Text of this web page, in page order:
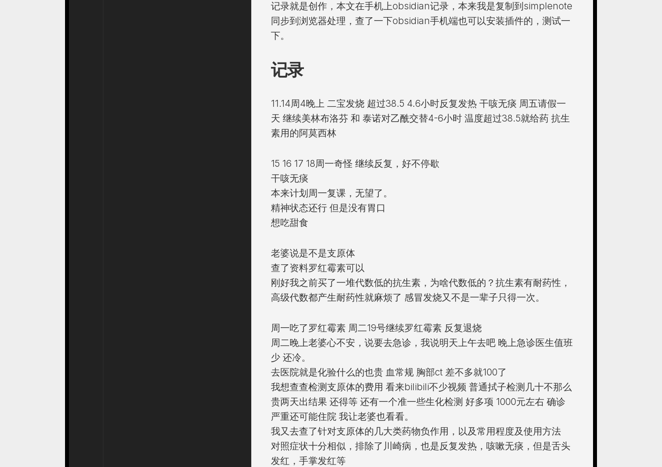
记录就是创作，本文在手机上obsidian记录，本来我是复制到simplenote
同步到浏览器处理，查了一下obsidian手机端也可以安装插件的，测试一
下。
记录
11.14周4晚上 二宝发烧 超过38.5 4.6小时反复发热 干咳无痰 周五请假一
天 继续美林布洛芬 和 泰诺对乙酰交替4-6小时 温度超过38.5就给药 抗生
素用的阿莫西林
15 16 17 18周一奇怪 继续反复，好不停歇
干咳无痰
本来计划周一复课，无望了。
精神状态还行 但是没有胃口
想吃甜食
老婆说是不是支原体
查了资料罗红霉素可以
刚好我之前买了一堆代数低的抗生素，为啥代数低的？抗生素有耐药性，
高级代数都产生耐药性就麻烦了 感冒发烧又不是一辈子只得一次。
周一吃了罗红霉素 周二19号继续罗红霉素 反复退烧
周二晚上老婆心不安，说要去急诊，我说明天上午去吧 晚上急诊医生值班
少 还冷。
去医院就是化验什么的也贵 血常规 胸部ct 差不多就100了
我想查查检测支原体的费用 看来bilibili不少视频 普通拭子检测几十不那么
贵两天出结果 还得等 还有一个准一些生化检测 好多项 1000元左右 确诊
严重还可能住院 我让老婆也看看。
我又去查了针对支原体的几大类药物负作用，以及常用程度及使用方法
对照症状十分相似，排除了川崎病，也是反复发热，咳嗽无痰，但是舌头
发红，手掌发红等